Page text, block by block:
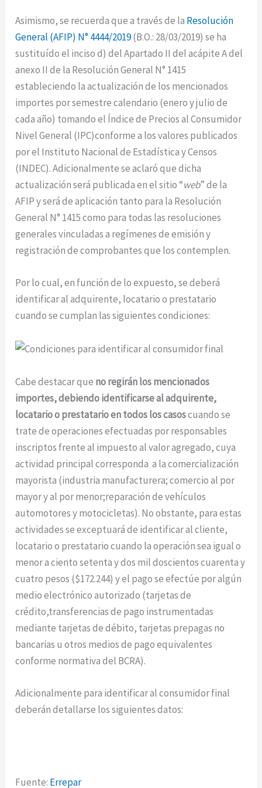
Asimismo, se recuerda que a través de la Resolución
General (AFIP) N° 4444/2019(B.O.: 28/03/2019) se ha
sustituído el inciso d) del Apartado II del acápite A del
anexo II de la Resolución General N° 1415
estableciendo la actualización de los mencionados
importes por semestre calendario (enero y julio de
cada año) tomando el Índice de Precios al Consumidor
Nivel General (IPC)conforme a los valores publicados
por el Instituto Nacional de Estadística y Censos
(INDEC). Adicionalmente se aclaró que dicha
actualización será publicada en el sitio “web” de la
AFIP y será de aplicación tanto para la Resolución
General N° 1415 como para todas las resoluciones
generales vinculadas a regímenes de emisión y
registración de comprobantes que los contemplen.
Por lo cual, en función de lo expuesto, se deberá
identificar al adquirente, locatario o prestatario
cuando se cumplan las siguientes condiciones:
Cabe destacar que no regirán los mencionados
importes, debiendo identificarse al adquirente,
locatario o prestatario en todos los casoscuando se
trate de operaciones efectuadas por responsables
inscriptos frente al impuesto al valor agregado, cuya
actividad principal corresponda a la comercialización
mayorista (industria manufacturera; comercio al por
mayor y al por menor;reparación de vehículos
automotores y motocicletas). No obstante, para estas
actividades se exceptuará de identificar al cliente,
locatario o prestatario cuando la operación sea igual o
menor a ciento setenta y dos mil doscientos cuarenta y
cuatro pesos ($172.244) y el pago se efectúe por algún
medio electrónico autorizado (tarjetas de
crédito,transferencias de pago instrumentadas
mediante tarjetas de débito, tarjetas prepagas no
bancarias u otros medios de pago equivalentes
conforme normativa del BCRA).
Adicionalmente para identificar al consumidor final
deberán detallarse los siguientes datos:
Fuente: Errepar